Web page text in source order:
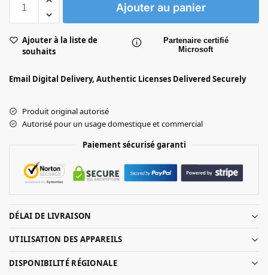
Ajouter au panier
Ajouter à la liste de
souhaits
Partenaire certifié
Microsoft
Email Digital Delivery, Authentic Licenses Delivered Securely
Produit original autorisé
Autorisé pour un usage domestique et commercial
Paiement sécurisé garanti
DÉLAI DE LIVRAISON
UTILISATION DES APPAREILS
DISPONIBILITÉ RÉGIONALE